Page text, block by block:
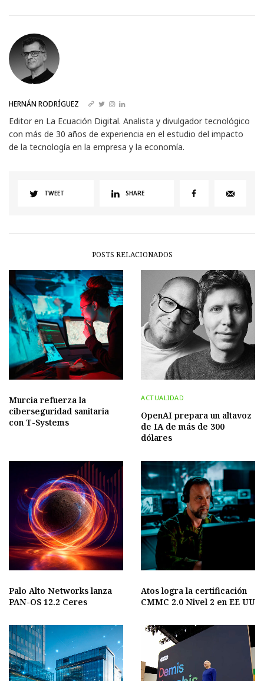
HERNÁN RODRÍGUEZ
Editor en La Ecuación Digital. Analista y divulgador tecnológico
con más de 30 años de experiencia en el estudio del impacto
de la tecnología en la empresa y la economía.
TWEET SHARE
POSTS RELACIONADOS
Murcia refuerza la
ciberseguridad sanitaria
con T-Systems
ACTUALIDAD
OpenAI prepara un altavoz
de IA de más de 300
dólares
Palo Alto Networks lanza
PAN-OS 12.2 Ceres
Atos logra la certificación
CMMC 2.0 Nivel 2 en EE UU